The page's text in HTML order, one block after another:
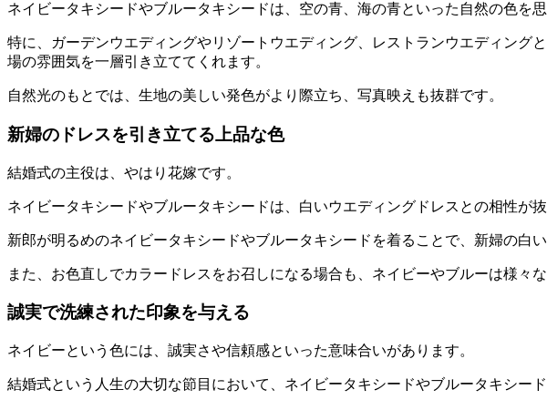
ネイビータキシードやブルータキシードは、空の青、海の青といった自然の色を
特に、ガーデンウエディングやリゾートウエディング、レストランウエディン
場の雰囲気を一層引き立ててくれます。
自然光のもとでは、生地の美しい発色がより際立ち、写真映えも抜群です。
新婦のドレスを引き立てる上品な色
結婚式の主役は、やはり花嫁です。
ネイビータキシードやブルータキシードは、白いウエディングドレスとの相性が
新郎が明るめのネイビータキシードやブルータキシードを着ることで、新婦の白
また、お色直しでカラードレスをお召しになる場合も、ネイビーやブルーは様々
誠実で洗練された印象を与える
ネイビーという色には、誠実さや信頼感といった意味合いがあります。
結婚式という人生の大切な節目において、ネイビータキシードやブルータキシー